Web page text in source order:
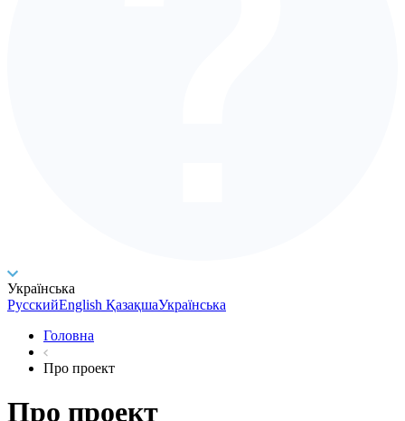
Українська
РусскийEnglish ҚазақшаУкраїнська
Головна
Про проект
Про проект